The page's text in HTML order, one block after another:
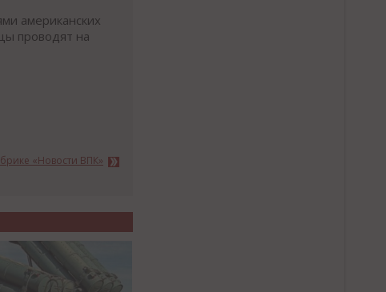
американских
проводят на
«Новости ВПК»